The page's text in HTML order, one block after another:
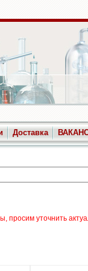
Доставка
просим уточнить